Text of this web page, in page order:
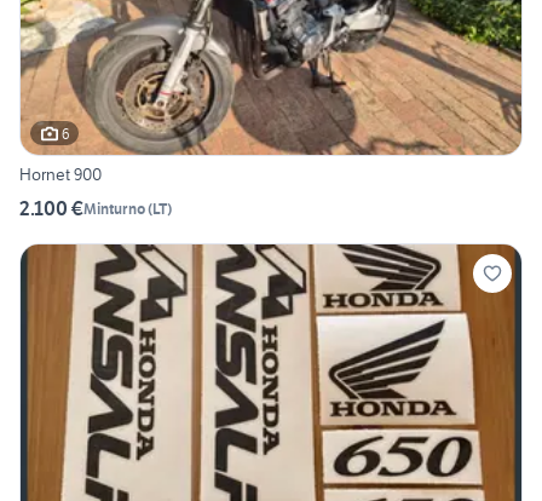
6
Hornet 900
2.100 €Minturno(LT)